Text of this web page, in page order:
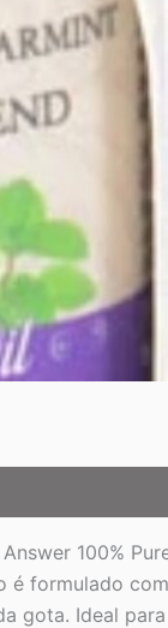
100%
formulado
gota. Ideal